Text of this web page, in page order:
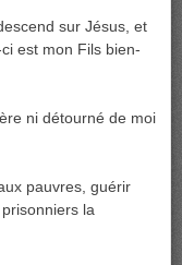
sur Jésus, et
est mon Fils bien-
ni détourné de moi
pauvres, guérir
la